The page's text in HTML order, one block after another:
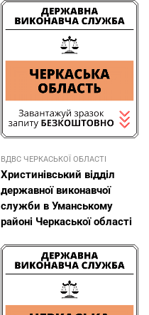
ВДВС ЧЕРКАСЬКОЇ ОБЛАСТІ
Христинівський відділ
державної виконавчої
служби в Уманському
районі Черкаської області